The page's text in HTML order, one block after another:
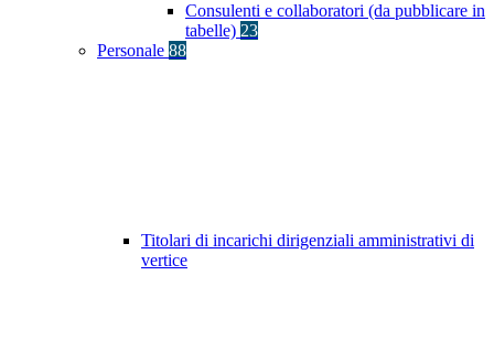
Consulenti e collaboratori (da pubblicare in
tabelle) 23
Personale 88
Titolari di incarichi dirigenziali amministrativi di
vertice